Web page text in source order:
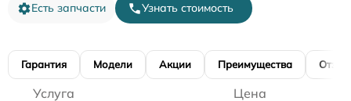
Есть запчасти Узнать стоимость
Гарантия Модели Акции Преимущества
Услуга Цена